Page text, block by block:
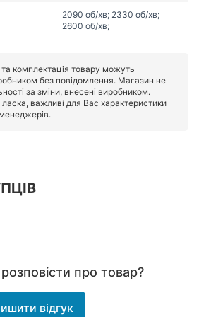
2090 об/хв; 2330 об/хв;
2600 об/хв;
комплектація товару можуть
без повідомлення. Магазин не
за зміни, внесені виробником.
важливі для Вас характеристики
про товар?
відгук